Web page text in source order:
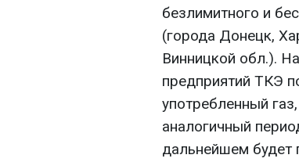
безлимитного и
(города Донецк,
Винницкой обл.).
предприятий ТКЭ
употребленный
аналогичный
дальнейшем будет